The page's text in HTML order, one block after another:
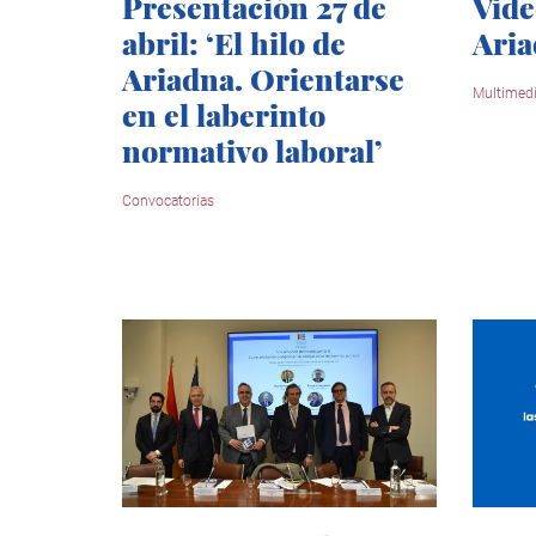
abril: ‘El hilo de
Ariadna. Orientarse
en el laberinto
normativo laboral’
Convocatorias